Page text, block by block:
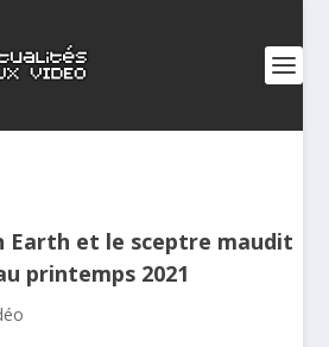
Earth et le sceptre maudit
printemps 2021